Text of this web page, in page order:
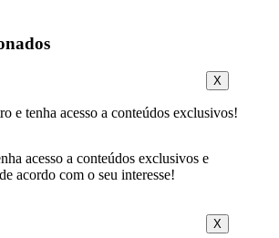
X
e tenha acesso a conteúdos exclusivos!
acesso a conteúdos exclusivos e
acordo com o seu interesse!
X